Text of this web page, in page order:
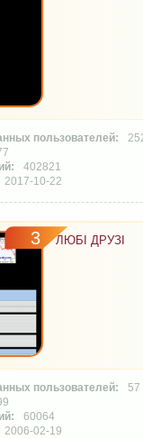
402821
2017-10-22
3 ЛЮБІ ДРУЗІ
57
60064
2006-02-19